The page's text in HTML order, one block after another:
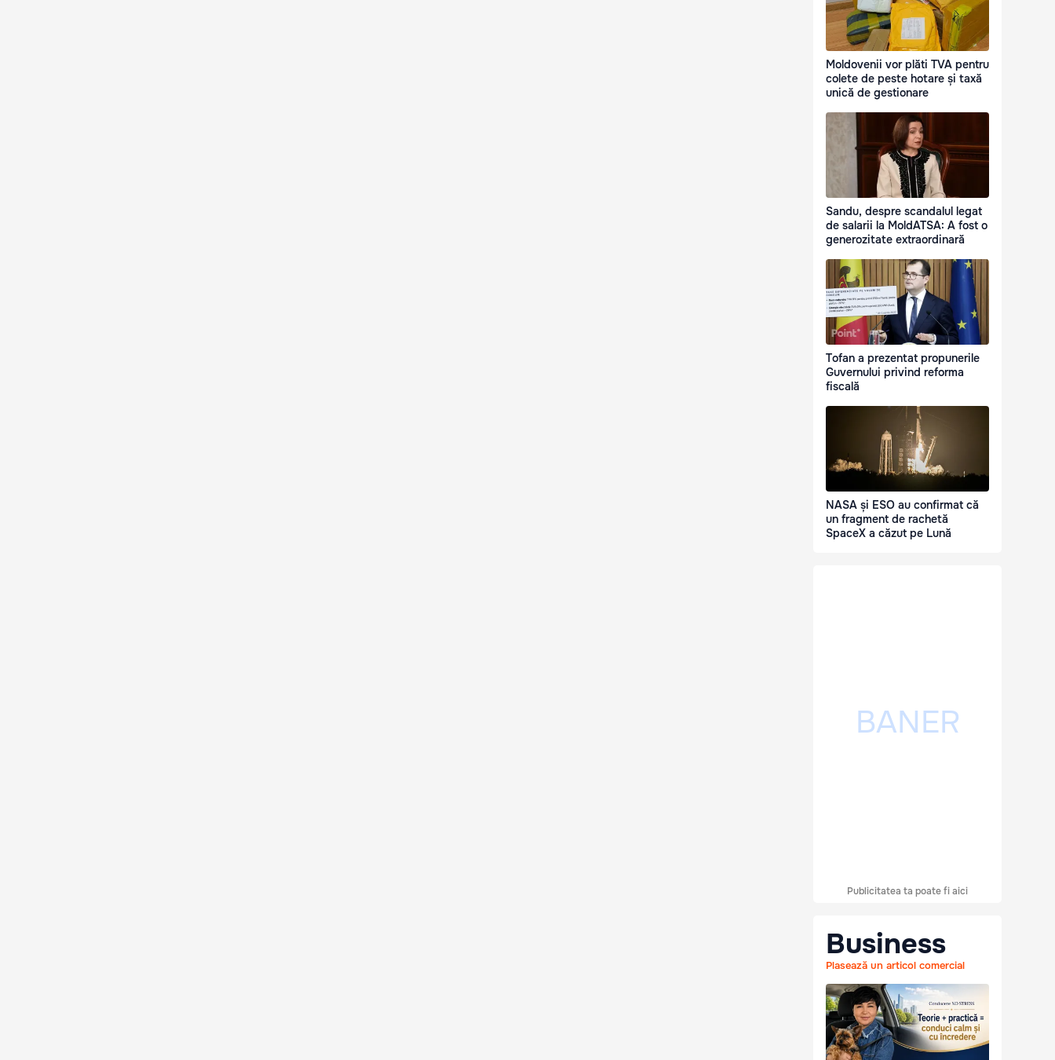
Moldovenii vor plăti TVA pentru
colete de peste hotare și taxă
unică de gestionare
Sandu, despre scandalul legat
de salarii la MoldATSA: A fost o
generozitate extraordinară
Tofan a prezentat propunerile
Guvernului privind reforma
fiscală
NASA și ESO au confirmat că
un fragment de rachetă
SpaceX a căzut pe Lună
Publicitatea ta poate fi aici
Business
Plasează un articol comercial